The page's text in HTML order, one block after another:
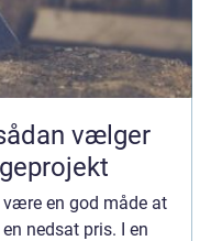
en god måde at
nedsat pris. I en